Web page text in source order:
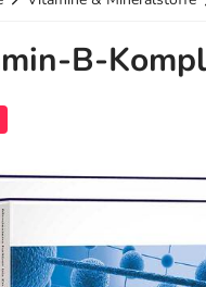
B-